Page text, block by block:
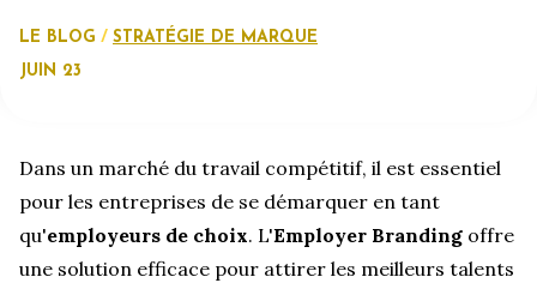
LE BLOG
STRATÉGIE DE MARQUE
JUIN 23
Dans un marché du travail compétitif, il est essentiel
pour les entreprises de se démarquer en tant
qu'employeurs de choix. L'Employer Branding offre
une solution efficace pour attirer les meilleurs talents